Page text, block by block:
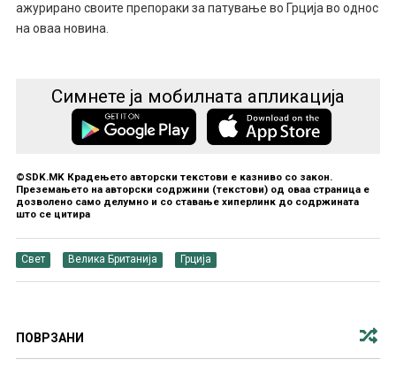
ажурирано своите препораки за патување во Грција во однос
на оваа новина.
Симнете ја мобилната апликација
©SDK.MK Крадењето авторски текстови е казниво со закон.
Преземањето на авторски содржини (текстови) од оваа страница е
дозволено само делумно и со ставање хиперлинк до содржината
што се цитира
Свет Велика Британија Грција
ПОВРЗАНИ